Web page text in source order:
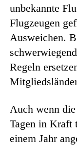
unbekannte
Flugzeugen
Ausweichen.
Regeln
Auch wenn
Tagen in Kraft
einem Jahr